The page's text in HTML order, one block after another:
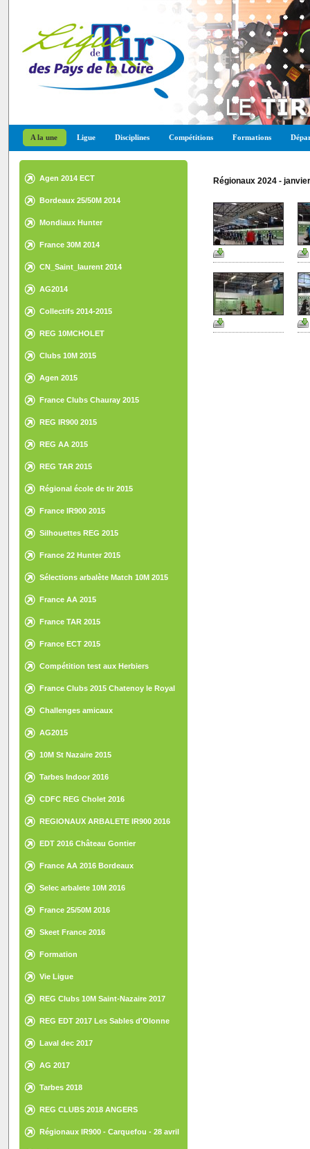
A la une Ligue Disciplines Compétitions Formations
Agen 2014 ECT
Bordeaux 25/50M 2014
Mondiaux Hunter
France 30M 2014
CN_Saint_laurent 2014
AG2014
Collectifs 2014-2015
REG 10MCHOLET
Clubs 10M 2015
Agen 2015
France Clubs Chauray 2015
REG IR900 2015
REG AA 2015
REG TAR 2015
Régional école de tir 2015
France IR900 2015
Silhouettes REG 2015
France 22 Hunter 2015
Sélections arbalète Match 10M 2015
France AA 2015
France TAR 2015
France ECT 2015
Compétition test aux Herbiers
France Clubs 2015 Chatenoy le Royal
Challenges amicaux
AG2015
10M St Nazaire 2015
Tarbes Indoor 2016
CDFC REG Cholet 2016
REGIONAUX ARBALETE IR900 2016
EDT 2016 Château Gontier
France AA 2016 Bordeaux
Selec arbalete 10M 2016
France 25/50M 2016
Skeet France 2016
Formation
Vie Ligue
REG Clubs 10M Saint-Nazaire 2017
REG EDT 2017 Les Sables d'Olonne
Laval dec 2017
AG 2017
Tarbes 2018
REG CLUBS 2018 ANGERS
Régionaux IR900 - Carquefou - 28 avril
Régionaux 2024 -